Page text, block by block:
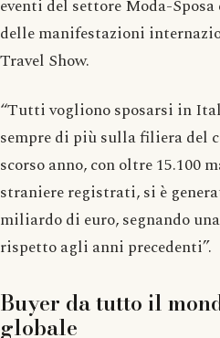
eventi del settore Moda-
delle manifestazioni
Travel Show.
“Tutti vogliono sposarsi in
sempre di più sulla filiera del
scorso anno, con oltre 15.100
straniere registrati, si è
miliardo di euro, segnando
rispetto agli anni precedenti”.
Buyer da tutto il
globale